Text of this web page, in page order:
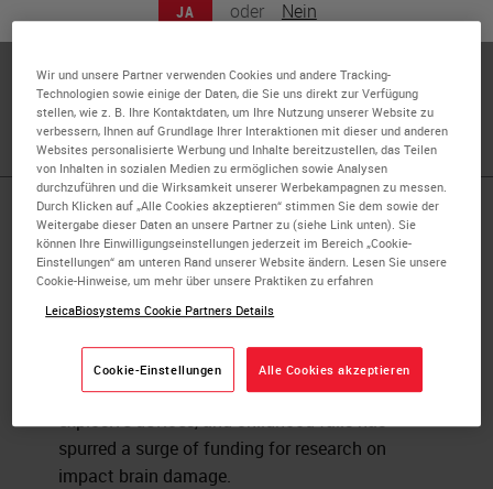
JA oder Nein
Charles Scouten acquired his Ph.D from SUNY
of Neurons Mediating Androgen’s effect on Copulation,
Urine Marking, and Body Weight”.
Published Pieces by
Charles W.
Neurotrauma from Impact
Brain damage from football, improvised
explosive devices, and childhood falls has
spurred a surge of funding for research on
impact brain damage.
Wir und unsere Partner verwenden Cookies und andere Tracking-
Technologien sowie einige der Daten, die Sie uns direkt zur Verfügung
stellen, wie z. B. Ihre Kontaktdaten, um Ihre Nutzung unserer Website zu
verbessern, Ihnen auf Grundlage Ihrer Interaktionen mit dieser und anderen
Websites personalisierte Werbung und Inhalte bereitzustellen, das Teilen
von Inhalten in sozialen Medien zu ermöglichen sowie Analysen
durchzuführen und die Wirksamkeit unserer Werbekampagnen zu messen.
Durch Klicken auf „Alle Cookies akzeptieren“ stimmen Sie dem sowie der
Weitergabe dieser Daten an unsere Partner zu (siehe Link unten). Sie
können Ihre Einwilligungseinstellungen jederzeit im Bereich „Cookie-
Einstellungen“ am unteren Rand unserer Website ändern. Lesen Sie unsere
Cookie-Hinweise, um mehr über unsere Praktiken zu erfahren
LeicaBiosystems Cookie Partners Details
Cookie-Einstellungen Alle Cookies akzeptieren